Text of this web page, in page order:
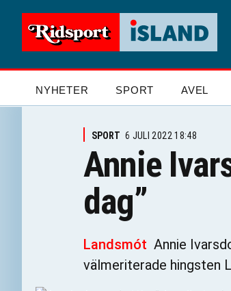
NYHETER SPORT AVEL
SPORT 6 JULI 2022 18:48
Annie
dag”
Landsmót Annie
välmeriterade hingsten